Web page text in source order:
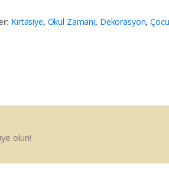
Kırtasiye, Okul Zamanı, Dekorasyon,
olun!